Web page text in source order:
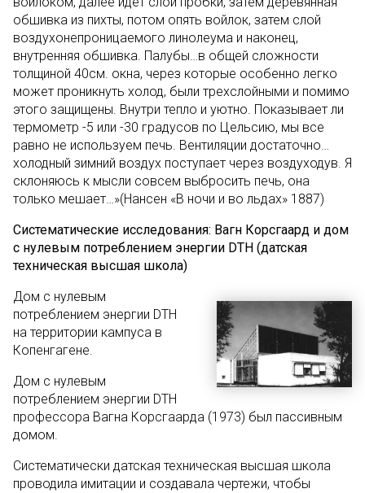
обшивка из пихты, потом опять войлок, затем слой
воздухонепроницаемого линолеума и наконец,
внутренняя обшивка. Палубы…в общей сложности
толщиной 40см. окна, через которые особенно легко
может проникнуть холод, были трехслойными и помимо
этого защищены. Внутри тепло и уютно. Показывает ли
термометр -5 или -30 градусов по Цельсию, мы все
равно не используем печь. Вентиляции достаточно…
холодный зимний воздух поступает через воздуходув. Я
склоняюсь к мысли совсем выбросить печь, она
только мешает…»(Нансен «В ночи и во льдах» 1887)
Систематические исследования: Вагн Корсгаард и дом
с нулевым потреблением энергии DTH (датская
техническая высшая школа)
Дом с нулевым
потреблением энергии DTH
на территории кампуса в
Копенгагене.
Дом с нулевым
потреблением энергии DTH
профессора Вагна Корсгаарда (1973) был пассивным
домом.
Систематически датская техническая высшая школа
проводила имитации и создавала чертежи, чтобы